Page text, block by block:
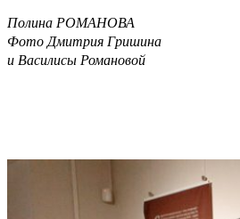
Полина РОМАНОВА
Фото Дмитрия Гришина
и Василисы Романовой